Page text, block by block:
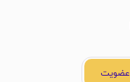
عضویت